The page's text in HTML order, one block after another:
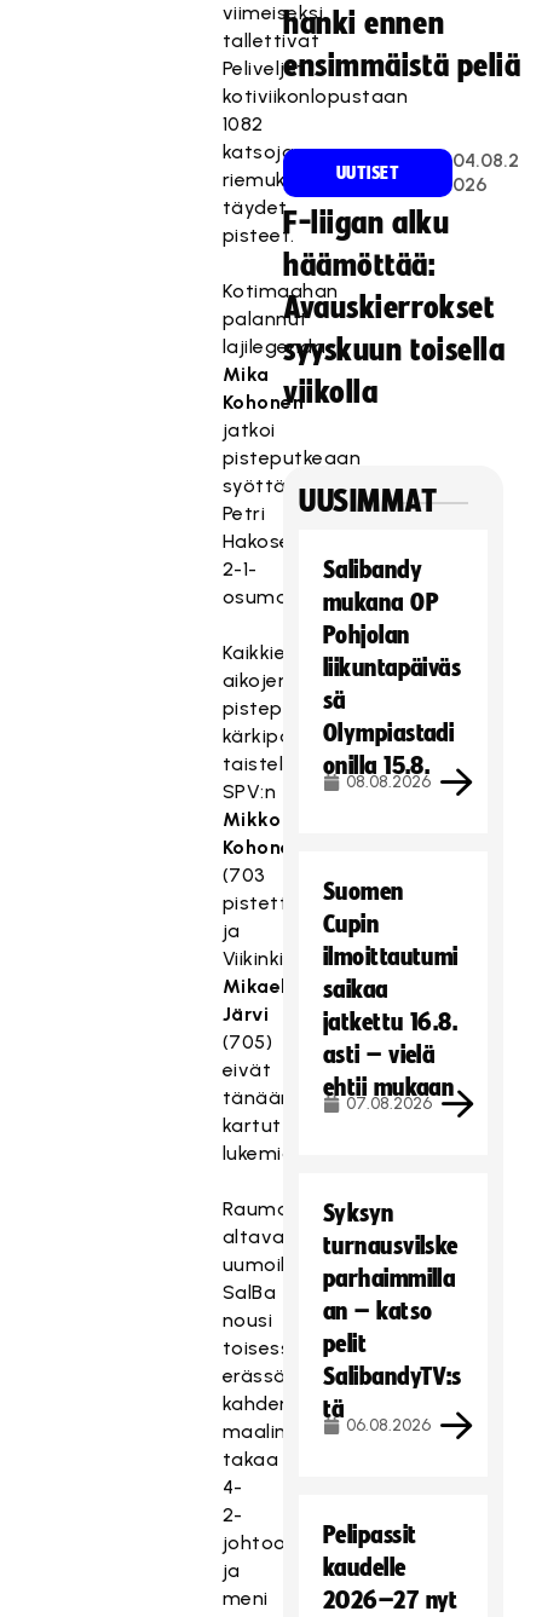
viimeiseksi,
tallettivat
Peliveljet
kotiviikonlopustaan
1082
katsojan
riemuksi
täydet
pisteet.
Kotimaahan
palannut
lajilegenda
Mika
Kohonen
jatkoi
pisteputkeaan
syöttämällä
Petri
Hakosen
2-1-
osuman.
Kaikkien
aikojen
pistepörssin
kärkipaikasta
taistelevat
SPV:n
Mikko
Kohonen
(703
pistettä)
ja
Viikinkien
Mikael
Järvi
(705)
eivät
tänään
kartuttaneet
lukemiaan.
Raumalla
altavastaajaksi
uumoiltu
SalBa
nousi
toisessa
erässä
kahden
maalin
takaa
4-
2-
johtoon
ja
meni
hanki ennen
ensimmäistä peliä
UUTISET
04.08.2
026
F-liigan alku
häämöttää:
Avauskierrokset
syyskuun toisella
viikolla
UUSIMMAT
Salibandy
mukana OP
Pohjolan
liikuntapäiväs
sä
Olympiastadi
onilla 15.8.
08.08.2026
Suomen
Cupin
ilmoittautumi
saikaa
jatkettu 16.8.
asti – vielä
ehtii mukaan
07.08.2026
Syksyn
turnausvilske
parhaimmilla
an – katso
pelit
SalibandyTV:s
tä
06.08.2026
Pelipassit
kaudelle
2026–27 nyt